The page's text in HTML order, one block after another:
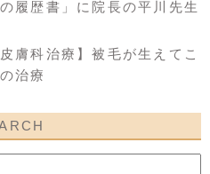
履歴書」に院長の平川先生
膚科治療】被毛が生えてこ
治療